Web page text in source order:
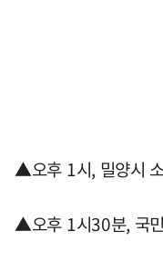
▲오후 1시, 밀양시
▲오후 1시30분, 국민